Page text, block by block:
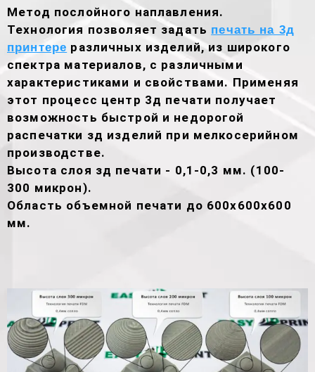
Метод послойного наплавления.
Технология позволяет задать печать на 3д
принтере различных изделий, из широкого
спектра материалов, с различными
характеристиками и свойствами. Применяя
этот процесс центр 3д печати получает
возможность быстрой и недорогой
распечатки зд изделий при мелкосерийном
производстве.
Высота слоя зд печати - 0,1-0,3 мм. (100-
300 микрон).
Область объемной печати до 600х600х600
мм.